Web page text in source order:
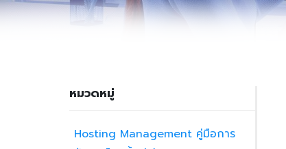
หมวดหมู่
Hosting Management คู่มือการ